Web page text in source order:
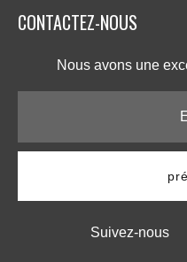
CONTACTEZ-NOUS​​​​​​​
Nous avons une
Suivez-nous